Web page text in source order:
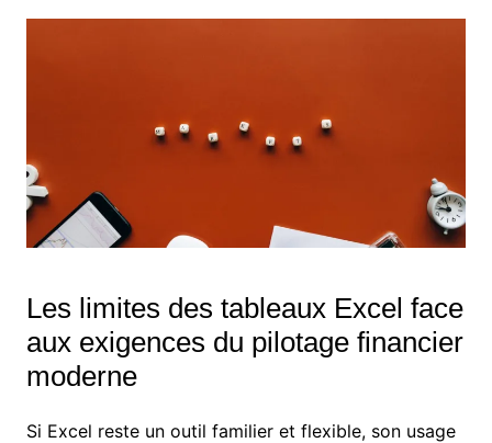
Les limites des tableaux Excel face
aux exigences du pilotage financier
moderne
Si Excel reste un outil familier et flexible, son usage